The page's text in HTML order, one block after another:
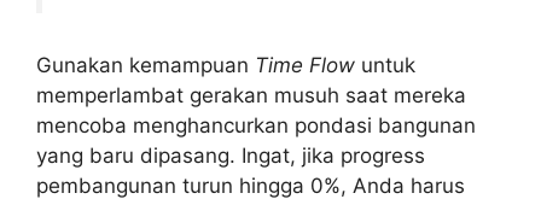
Gunakan kemampuan Time Flow untuk
memperlambat gerakan musuh saat mereka
mencoba menghancurkan pondasi bangunan
yang baru dipasang. Ingat, jika progress
pembangunan turun hingga 0%, Anda harus